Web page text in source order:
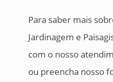
Para saber mais
Jardinagem e
com o nosso
ou preencha nosso